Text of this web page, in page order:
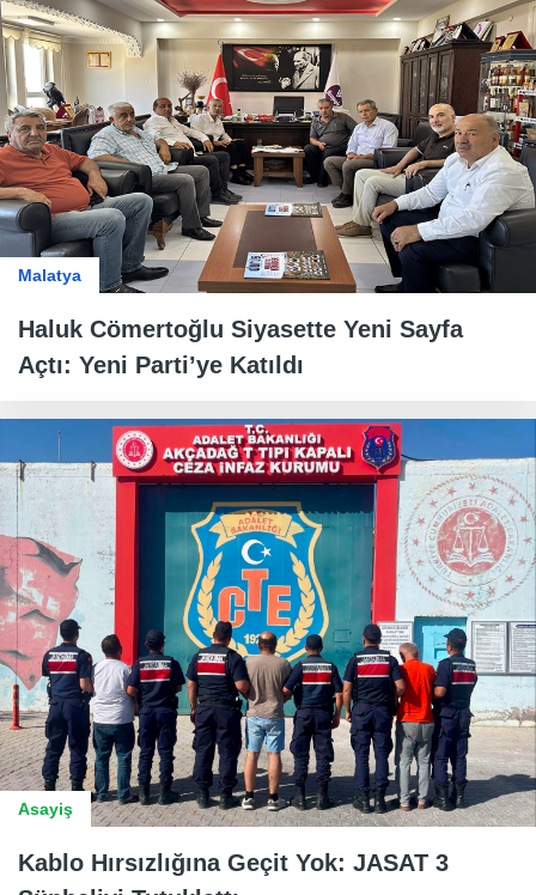
Malatya
Haluk Cömertoğlu Siyasette Yeni Sayfa
Açtı: Yeni Parti’ye Katıldı
Asayiş
Kablo Hırsızlığına Geçit Yok: JASAT 3